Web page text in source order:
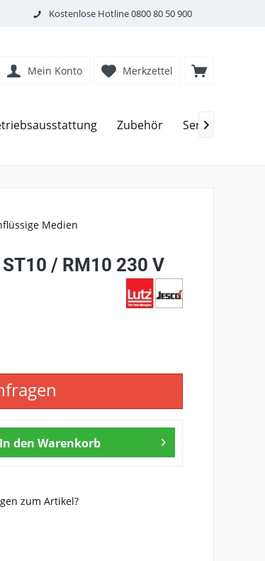
Kostenlose Hotline0800 80 50 900
Merkzettel
Mein Konto
Zubehör Service

Medien
/ RM10 230 V
In den Warenkorb
zum Artikel?